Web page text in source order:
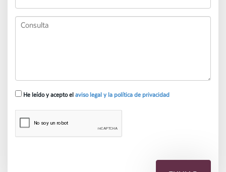
He leído y acepto el aviso legal y la política de privacidad